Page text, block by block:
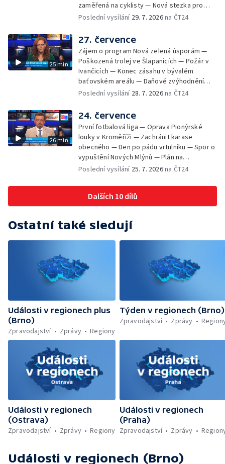
zaměřená na cyklisty — Nová stezka pro
cyklisty na Zlínsku — Letecká linka mezi
pozorovat zatmění Slunce — Den AČFK na
Letní filmové škole — Milan Uhde slaví 90 let
— Rekonstrukce vojenského srubu
Poslední vysílání 29. 7. 2026na ČT24
25 min
27. července
Zájem o program Nová zelená úsporám —
Poškozená trolej ve Šlapanicích — Požár v
Ivančicích — Konec zásahu v bývalém
baťovském areálu — Daňové zvýhodnění
vína — Výhružky na magistrátu v Olomouci —
Brněnské týmy v první fotbalové lize —
Chystaná rekonstrukce bývalé věznice —
Nový seriál pro děti
Poslední vysílání 28. 7. 2026na ČT24
26 min
24. července
První fotbalová liga — Oprava Pionýrské
louky v Kroměříži — Zachránit karase
obecného — Den po pádu vrtulníku — Spor o
vypuštění Nových Mlýnů — Plán na
odstranění ohořelé budovy — 52. ročník
samostatné továrny
Poslední vysílání 25. 7. 2026na ČT24
Dalších 10 dílů
Ostatní také sledují
Události v regionech plus
(Brno)
Zpravodajství
Zprávy Regiony
Týden v regionech (Brno)
Zpravodajství
Zprávy
Události v regionech
(Ostrava)
Zpravodajství
Zprávy Regiony
Události v regionech
(Praha)
Zpravodajství
Zprávy
Události v regionech (Brno)